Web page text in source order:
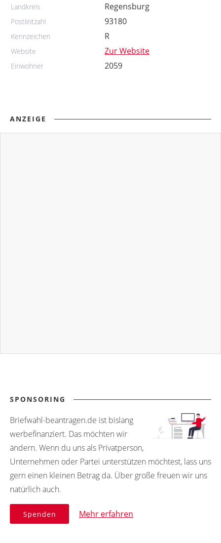
Landkreis Regensburg
Postleitzahl 93180
Kennzeichen R
Website Zur Website
Einwohner 2059
ANZEIGE
SPONSORING
Briefwahl-beantragen.de ist bislang
werbefinanziert. Das möchten wir
ändern. Wenn du uns als Privatperson,
Unternehmen oder Partei unterstützen möchtest, lass uns
gern einen kleinen Betrag da. Über große freuen wir uns
natürlich auch.
Spenden Mehr erfahren